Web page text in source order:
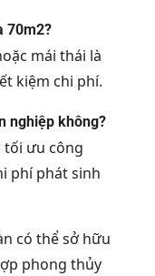
70m2?
mái thái là
kiệm chi phí.
nghiệp không?
tối ưu công
phí phát sinh
có thể sở hữu
phong thủy